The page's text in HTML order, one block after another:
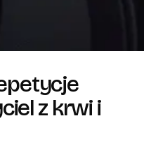
z krwi i